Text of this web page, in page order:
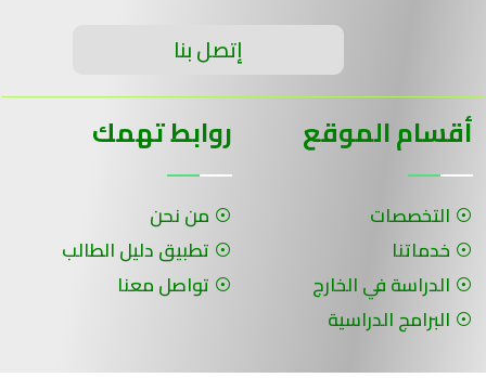
إتصل بنا
أقسام الموقع
التخصصات
خدماتنا
الدراسة في الخارج
البرامج الدراسية
روابط تهمك
من نحن
تطبيق دليل الطالب
تواصل معنا